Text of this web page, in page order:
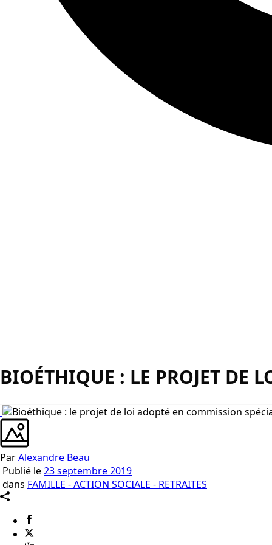
BIOÉTHIQUE : LE PROJET DE
ParAlexandre Beau
Publié le23 septembre 2019
dans FAMILLE - ACTION SOCIALE - RETRAITES